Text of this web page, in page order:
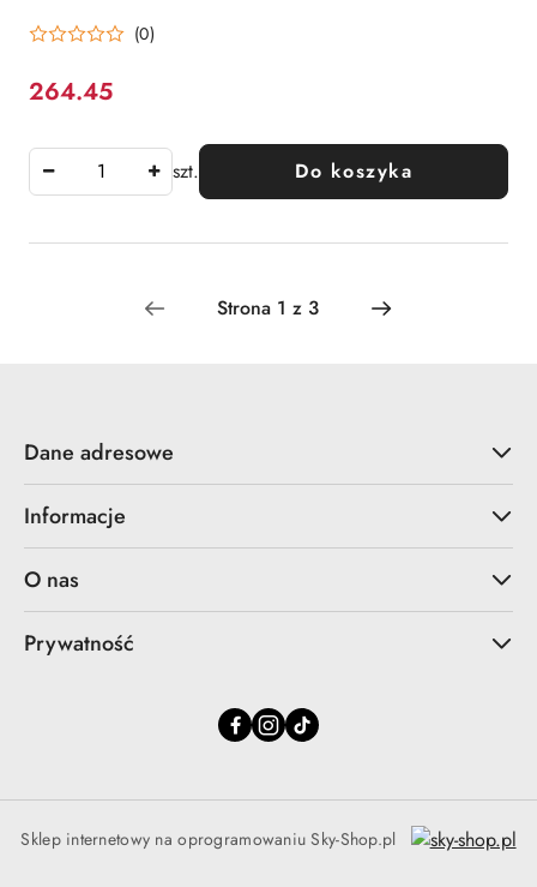
(0)
Cena:
264.45
szt. Do koszyka
Dane adresowe
Informacje
O nas
Prywatność
Sklep internetowy na oprogramowaniu Sky-Shop.pl